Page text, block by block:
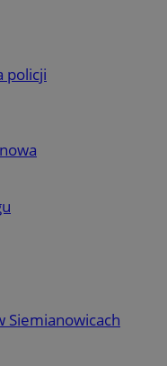
policji
Siemianowicach